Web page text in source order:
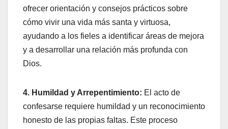
ofrecer orientación y consejos prácticos sobre
cómo vivir una vida más santa y virtuosa,
ayudando a los fieles a identificar áreas de mejora
y a desarrollar una relación más profunda con
Dios.
4. Humildad y Arrepentimiento: El acto de
confesarse requiere humildad y un reconocimiento
honesto de las propias faltas. Este proceso